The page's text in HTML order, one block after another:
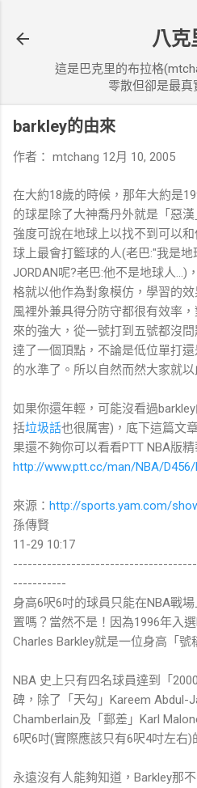
八克
這是巴克里的布拉格
零散但卻是最真
barkley的由來
作者： mtchang 12月 10, 2005
在大約18歲的時候，那年大約是
的球星除了大神喬丹外就是「惡
強度可說在地球上以找不到可以
球上最會打籃球的人(老巴:"我是
JORDAN呢?老巴:他不是地球人...)
格就以他作為對象模仿，學習的
風裡外兼具得分防守都很有效率
來的強大，從一號打到五號都沒
達了一個頂點，不論是低位單打
的水準了。所以自然而然大家就以
如果你還年輕，可能沒看過
括垃圾話也很厲害)，底下這篇文
果還不夠你可以看看PTT NBA版
http://www.ptt.cc/man/NBA/D456/
來源： http://sports.yam.com/
孫傳賢
11-29 10:17
-----------
身高6呎6吋的球員只能在NBA戰
置嗎？當然不是！因為1996年入
Charles Barkley就是一位身高「號
NBA 史上只有四名球員達到「
碑，除了「天勾」Kareem Abdul-
Chamberlain及「郵差」Karl
6呎6吋(實際應該只有6呎4吋左右)
永遠沒有人能夠知道，Barkley那